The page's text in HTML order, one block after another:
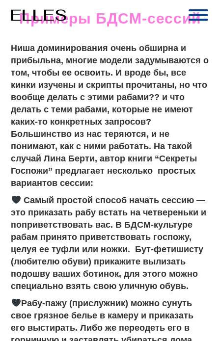
contentПримеры БДСМ-сессий
Ниша доминирования очень обширна и
прибыльна, многие модели задумываются о
том, чтобы ее освоить. И вроде бы, все
кинки изучены и скрипты прочитаны, но что
вообще делать с этими рабами?? и что
делать с теми рабами, которые не имеют
каких-то конкретных запросов?
Большинство из нас теряются, и не
понимают, как с ними работать. На такой
случай Лина Берти, автор книги “Секреты
Госпожи” предлагает несколько простых
вариантов сессии:
Самый простой способ начать сессию —
это приказать рабу встать на четвереньки и
поприветствовать вас. В БДСМ-культуре
рабам принято приветствовать госпожу,
целуя ее туфли или ножки. Бут-фетишисту
(любителю обуви) прикажите вылизать
подошву ваших ботинок, для этого можно
специально взять свою уличную обувь.
Рабу-пажу (прислужник) можно сунуть
свое грязное белье в камеру и приказать
его выстирать. Либо же переодеть его в